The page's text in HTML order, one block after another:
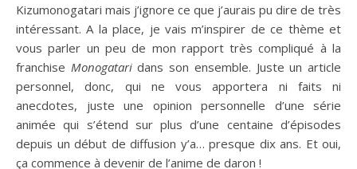
Kizumonogatari mais j’ignore ce que j’aurais pu dire de très
intéressant. A la place, je vais m’inspirer de ce thème et
vous parler un peu de mon rapport très compliqué à la
franchise Monogataridans son ensemble. Juste un article
personnel, donc, qui ne vous apportera ni faits ni
anecdotes, juste une opinion personnelle d’une série
animée qui s’étend sur plus d’une centaine d’épisodes
depuis un début de diffusion y’a… presque dix ans. Et oui,
ça commence à devenir de l’anime de daron !